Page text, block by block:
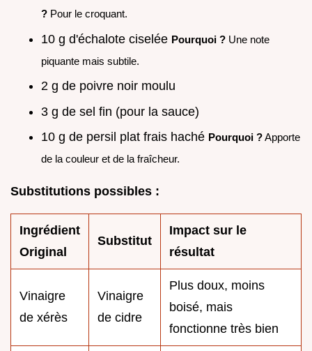
? Pour le croquant.
10 g d'échalote ciselée Pourquoi ? Une note
piquante mais subtile.
2 g de poivre noir moulu
3 g de sel fin (pour la sauce)
10 g de persil plat frais haché Pourquoi ?Apporte
de la couleur et de la fraîcheur.
Substitutions possibles :
Ingrédient
Original
Substitut
Impact sur le
résultat
Vinaigre
de xérès
Vinaigre
de cidre
Plus doux, moins
boisé, mais
fonctionne très bien